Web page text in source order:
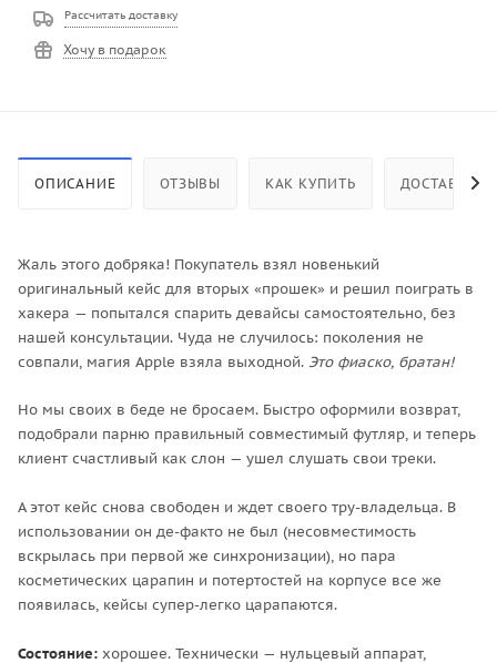
Рассчитать доставку
Хочу в подарок
ОПИСАНИЕ ОТЗЫВЫ КАК КУПИТЬ ДОСТАВКА
Жаль этого добряка! Покупатель взял новенький
оригинальный кейс для вторых «прошек» и решил поиграть в
хакера — попытался спарить девайсы самостоятельно, без
нашей консультации. Чуда не случилось: поколения не
совпали, магия Apple взяла выходной. Это фиаско, братан!
Но мы своих в беде не бросаем. Быстро оформили возврат,
подобрали парню правильный совместимый футляр, и теперь
клиент счастливый как слон — ушел слушать свои треки.
А этот кейс снова свободен и ждет своего тру-владельца. В
использовании он де-факто не был (несовместимость
вскрылась при первой же синхронизации), но пара
косметических царапин и потертостей на корпусе все же
появилась, кейсы супер-легко царапаются.
Состояние: хорошее. Технически — нульцевый аппарат,